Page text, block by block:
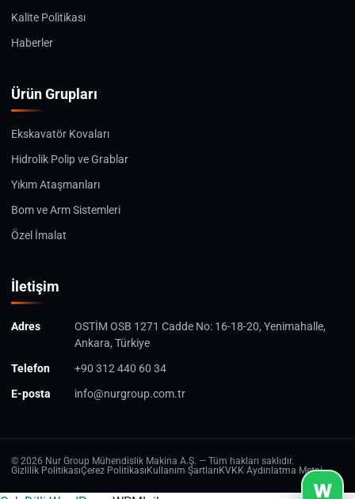
Kalite Politikası
Haberler
Ürün Grupları
Ekskavatör Kovaları
Hidrolik Polip ve Grablar
Yıkım Ataşmanları
Bom ve Arm Sistemleri
Özel İmalat
İletişim
Adres
OSTİM OSB 1271 Cadde No: 16-18-20, Yenimahalle,
Ankara, Türkiye
Telefon
+90 312 440 60 34
E-posta
info@nurgroup.com.tr
© 2026 Nur Group Mühendislik Makina A.Ş. — Tüm hakları saklıdır.
Gizlilik PolitikasıÇerez Politikası Kullanım Şartları KVKK Aydınlatma Metni
W